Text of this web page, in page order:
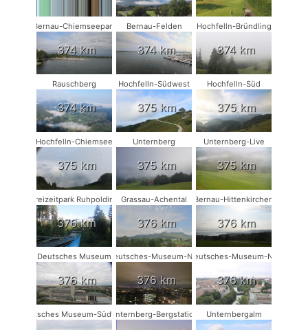
Bernau-Chiemseepark
374 km
Bernau-Felden
374 km
Hochfelln-Bründling
374 km
Rauschberg
374 km
Hochfelln-Südwest
375 km
Hochfelln-Süd
375 km
Hochfelln-Chiemsee
375 km
Unternberg
375 km
Unternberg-Live
375 km
Freizeitpark Ruhpolding
376 km
Grassau-Achental
376 km
Bernau-Hittenkirchen
376 km
Deutsches Museum
376 km
Deutsches-Museum-NW
376 km
Deutsches-Museum-NO
376 km
Deutsches Museum-SüdwestUnternberg-Bergstation Unternbergalm